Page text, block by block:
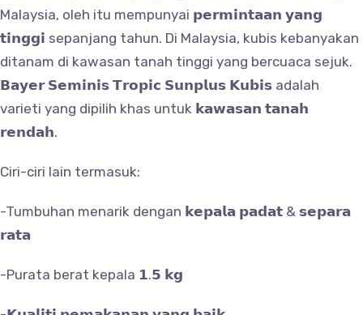
Malaysia, oleh itu mempunyai 𝗽𝗲𝗿𝗺𝗶𝗻𝘁𝗮𝗮𝗻 𝘆𝗮𝗻𝗴
𝘁𝗶𝗻𝗴𝗴𝗶 sepanjang tahun. Di Malaysia, kubis kebanyakan
ditanam di kawasan tanah tinggi yang bercuaca sejuk.
𝗕𝗮𝘆𝗲𝗿 𝗦𝗲𝗺𝗶𝗻𝗶𝘀 𝗧𝗿𝗼𝗽𝗶𝗰 𝗦𝘂𝗻𝗽𝗹𝘂𝘀 𝗞𝘂𝗯𝗶𝘀 adalah
varieti yang dipilih khas untuk 𝗸𝗮𝘄𝗮𝘀𝗮𝗻 𝘁𝗮𝗻𝗮𝗵
𝗿𝗲𝗻𝗱𝗮𝗵.
Ciri-ciri lain termasuk:
-Tumbuhan menarik dengan 𝗸𝗲𝗽𝗮𝗹𝗮 𝗽𝗮𝗱𝗮𝘁 & 𝘀𝗲𝗽𝗮𝗿𝗮
𝗿𝗮𝘁𝗮
-Purata berat kepala 𝟭.𝟱 𝗸𝗴